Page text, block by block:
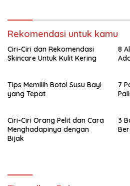
Rekomendasi untuk kamu
Ciri-Ciri dan Rekomendasi
Skincare Untuk Kulit Kering
8
Tips Memilih Botol Susu Bayi
yang Tepat
7
Ciri-Ciri Orang Pelit dan Cara
Menghadapinya dengan
Bijak
3